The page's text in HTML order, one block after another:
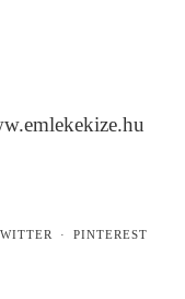
PINTEREST